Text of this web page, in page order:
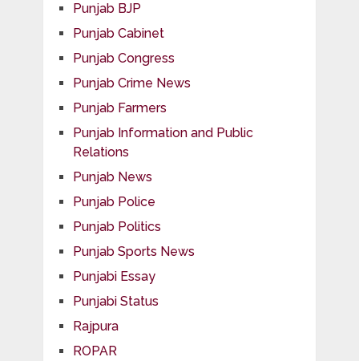
Punjab BJP
Punjab Cabinet
Punjab Congress
Punjab Crime News
Punjab Farmers
Punjab Information and Public
Relations
Punjab News
Punjab Police
Punjab Politics
Punjab Sports News
Punjabi Essay
Punjabi Status
Rajpura
ROPAR